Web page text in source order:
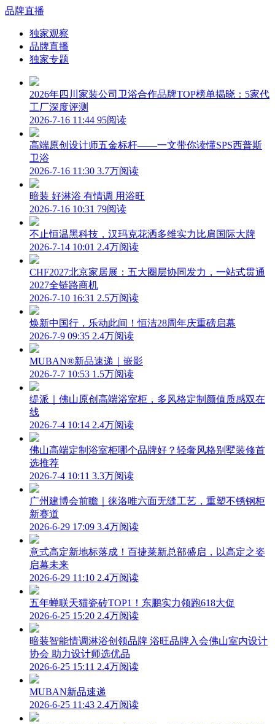
品牌直播
独家观察
品牌直播
独家专题
2026年四川家装公司卫浴合作品牌TOP榜单揭晓：5家代
工厂深度评测
2026-7-16 11:44 95阅读
高端原创设计师五金标杆——一文带你读懂SPS西普斯
卫浴
2026-7-16 11:30 3.7万阅读
暗装 好淋浴 有情调 用浴旺
2026-7-16 10:31 79阅读
不止恒温黑科技，汉玛克花洒多维实力比肩国际大牌
2026-7-14 10:01 2.4万阅读
CHF2027北京家居展：五大圈层协同发力，一站式贯通
2027全链路商机
2026-7-10 16:31 2.5万阅读
焕新中国行，乐动此间！恒洁28周年庆重磅启幕
2026-7-9 09:35 2.4万阅读
MUBAN®新品速递｜嵌影
2026-7-7 10:53 1.5万阅读
缇派｜佛山原创高端浴室柜，多风格定制颜值质感双在
线
2026-7-4 10:14 2.4万阅读
佛山高端定制浴室柜哪个品牌好？轻奢风格别墅装修首
选推荐
2026-7-4 10:11 3.3万阅读
广州建博会前瞻｜徕洛唯六面无缝工艺，重塑不锈钢柜
新赛道
2026-6-29 17:09 3.4万阅读
意式高定新地标落成！百捷莱新总部盛启，以高定之姿
启幕未来
2026-6-29 11:10 2.4万阅读
五年蝉联天猫瓷砖TOP1！东鹏实力领跑618大促
2026-6-25 15:20 2.4万阅读
暗装智能情调淋浴创领品牌 浴旺品牌入会佛山室内设计
协会 助力设计师选优品
2026-6-25 15:11 2.4万阅读
MUBAN新品速递
2026-6-25 11:43 2.4万阅读